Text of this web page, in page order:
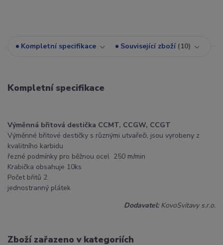
Kompletní specifikace Související zboží 10
Kompletní specifikace
Výměnná břitová destička CCMT, CCGW, CCGT
Výměnné břitové destičky s různými utvařeči, jsou vyrobeny z
kvalitního karbidu
řezné podmínky pro běžnou ocel 250 m/min
Krabička obsahuje 10ks
Počet břitů 2.
jednostranný plátek
Dodavatel:KovoSvitavy s.r.o.
Zboží zařazeno v kategoriích